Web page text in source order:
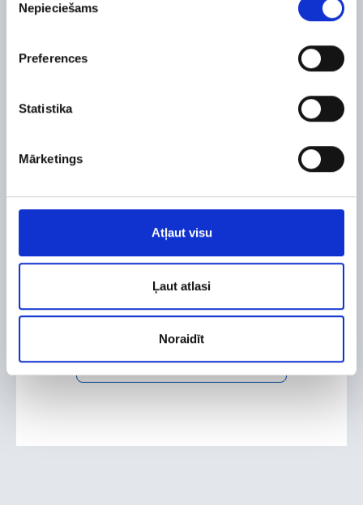
izvēle
Nepieciešams
Preferences
Statistika
Mārketings
Atļaut visu
Ļaut atlasi
Noraidīt
Ieņēmumu
Reklāmas budžeta
+377%
Ieņēmumu pieaugums no Facebook Ads
UZZINĀT VAIRĀK